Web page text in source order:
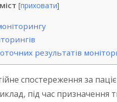
[приховати]
результатів
спостереження за
під час призначення